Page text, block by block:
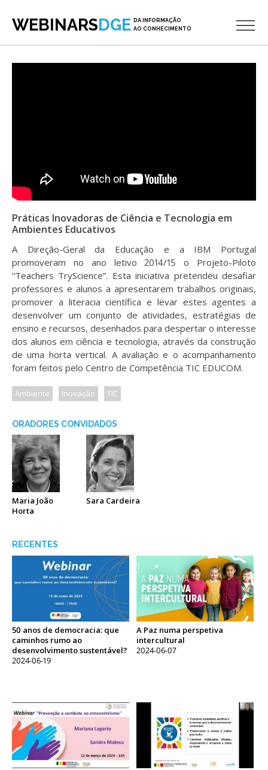
WEBINARSDGE DA INFORMAÇÃO
AO CONHECIMENTO
Práticas Inovadoras de Ciência e Tecnologia em
Ambientes Educativos
A Direção-Geral da Educação e a IBM Portugal
promoveram no ano letivo 2014/15 o Projeto-Piloto
“Teachers TryScience”. Esta iniciativa pretendeu desafiar
professores e alunos a apresentarem trabalhos originais,
promover a literacia científica e levar estes agentes a
desenvolver um conjunto de atividades, estratégias de
ensino e recursos, desenhados para despertar o interesse
dos alunos em ciência e tecnologia, através da construção
de uma horta vertical. A avaliação e o acompanhamento
foram feitos pelo Centro de Competência TIC EDUCOM.
Ambiente Inovação TIC
ORADORES CONVIDADOS
Maria João
Horta
Sara Cardeira
RECENTES
50 anos de democracia: que
caminhos rumo ao
desenvolvimento sustentável?
2024-06-19
A Paz numa perspetiva
intercultural
2024-06-07